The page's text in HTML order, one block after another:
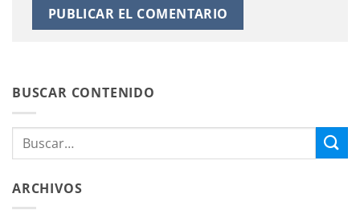
BUSCAR CONTENIDO
ARCHIVOS